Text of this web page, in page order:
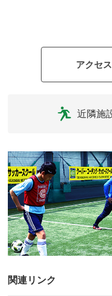
アクセ
近隣施
関連リンク